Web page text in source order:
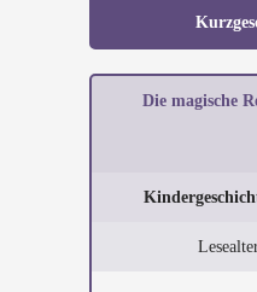
Die magische